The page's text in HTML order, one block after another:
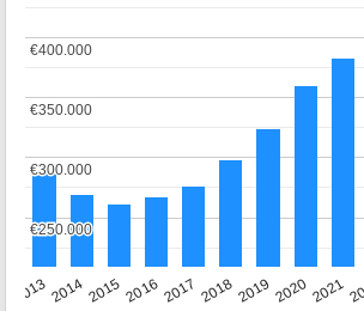
20132014201520162017 20182019 20202021
€250.000
€250.000
€300.000
€300.000
€350.000
€350.000
€400.000
€400.000